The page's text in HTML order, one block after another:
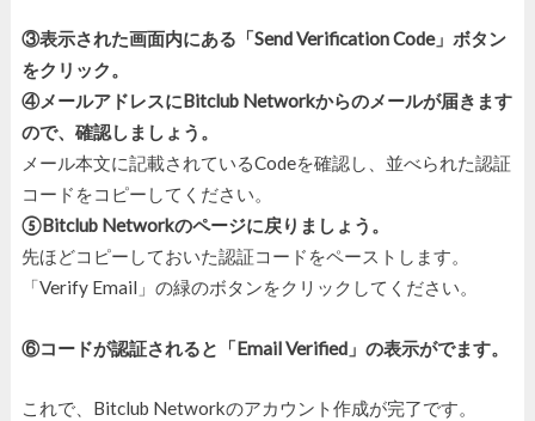
③表示された画面内にある「Send Verification Code」ボタン
をクリック。
④メールアドレスにBitclub Networkからのメールが届きます
ので、確認しましょう。
メール本文に記載されているCodeを確認し、並べられた認証
コードをコピーしてください。
⑤Bitclub Networkのページに戻りましょう。
先ほどコピーしておいた認証コードをペーストします。
「Verify Email」の緑のボタンをクリックしてください。
⑥コードが認証されると「Email Verified」の表示がでます。
これで、Bitclub Networkのアカウント作成が完了です。